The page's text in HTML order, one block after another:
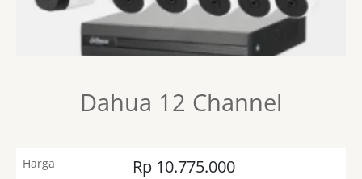
Dahua 12 Channel
Harga Rp 10.775.000